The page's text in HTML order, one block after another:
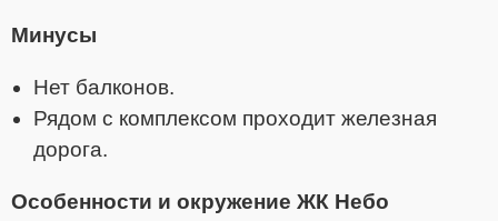
Минусы
Нет балконов.
Рядом с комплексом проходит железная
дорога.
Особенности и окружение ЖК Небо